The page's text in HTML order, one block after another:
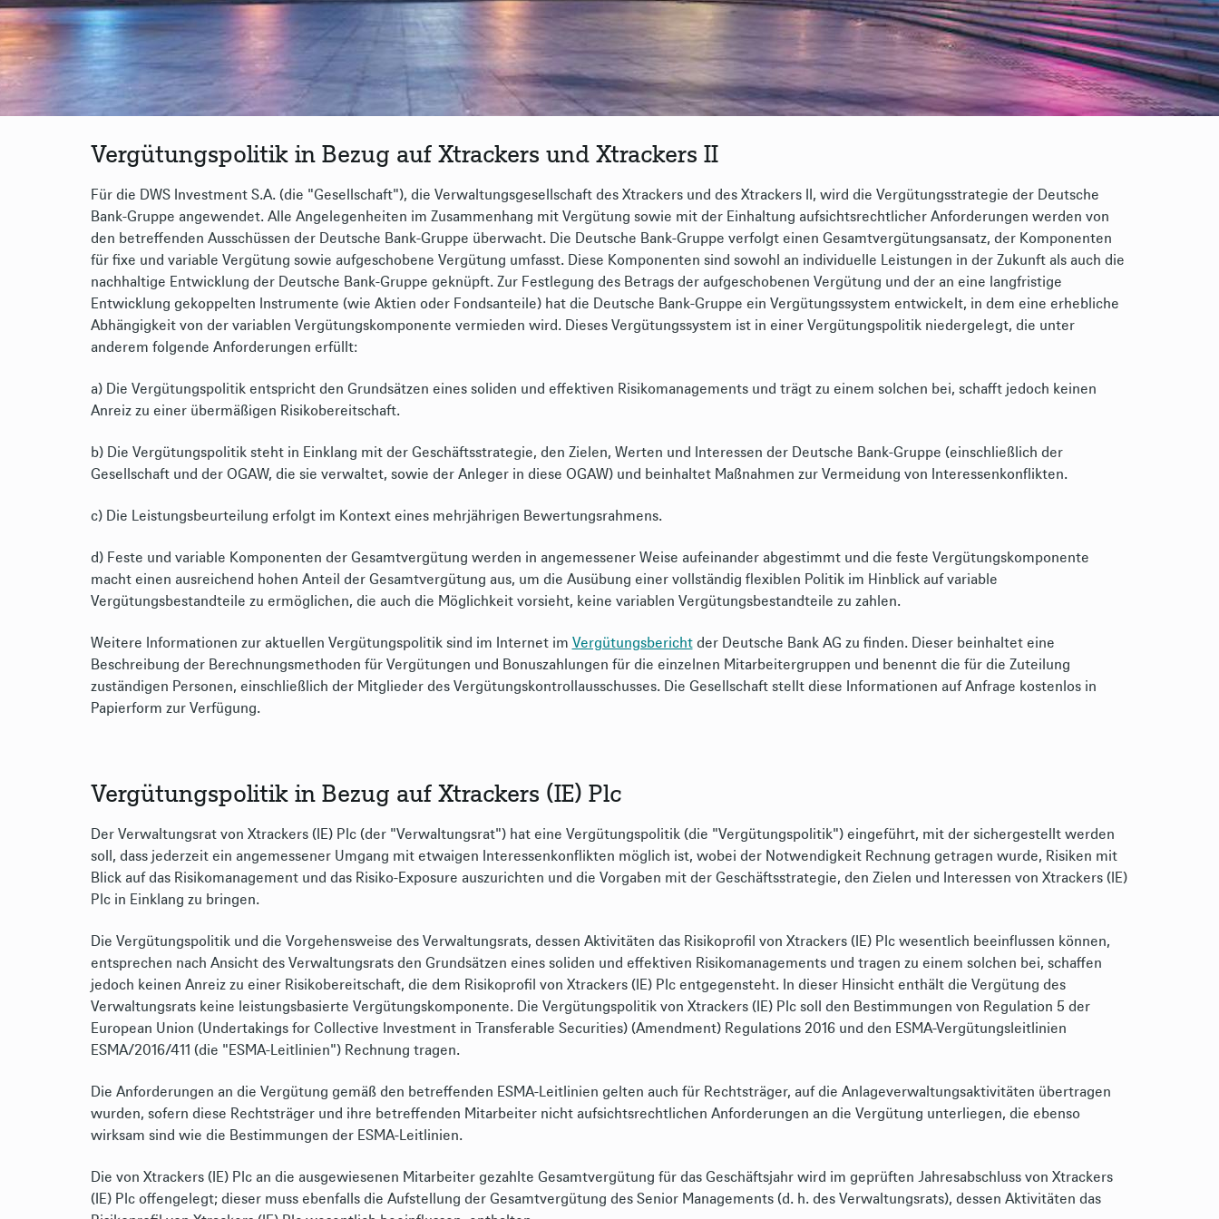
Vergütungspolitik in Bezug auf Xtrackers und Xtrackers II
Für die DWS Investment S.A. (die "Gesellschaft"), die Verwaltungsgesellschaft des Xtrackers und des Xtrackers II, wird die Vergütungsstrategie der Deutsche
Bank-Gruppe angewendet. Alle Angelegenheiten im Zusammenhang mit Vergütung sowie mit der Einhaltung aufsichtsrechtlicher Anforderungen werden von
den betreffenden Ausschüssen der Deutsche Bank-Gruppe überwacht. Die Deutsche Bank-Gruppe verfolgt einen Gesamtvergütungsansatz, der Komponenten
für fixe und variable Vergütung sowie aufgeschobene Vergütung umfasst. Diese Komponenten sind sowohl an individuelle Leistungen in der Zukunft als auch die
nachhaltige Entwicklung der Deutsche Bank-Gruppe geknüpft. Zur Festlegung des Betrags der aufgeschobenen Vergütung und der an eine langfristige
Entwicklung gekoppelten Instrumente (wie Aktien oder Fondsanteile) hat die Deutsche Bank-Gruppe ein Vergütungssystem entwickelt, in dem eine erhebliche
Abhängigkeit von der variablen Vergütungskomponente vermieden wird. Dieses Vergütungssystem ist in einer Vergütungspolitik niedergelegt, die unter
anderem folgende Anforderungen erfüllt:
a) Die Vergütungspolitik entspricht den Grundsätzen eines soliden und effektiven Risikomanagements und trägt zu einem solchen bei, schafft jedoch keinen
Anreiz zu einer übermäßigen Risikobereitschaft.
b) Die Vergütungspolitik steht in Einklang mit der Geschäftsstrategie, den Zielen, Werten und Interessen der Deutsche Bank-Gruppe (einschließlich der
Gesellschaft und der OGAW, die sie verwaltet, sowie der Anleger in diese OGAW) und beinhaltet Maßnahmen zur Vermeidung von Interessenkonflikten.
c) Die Leistungsbeurteilung erfolgt im Kontext eines mehrjährigen Bewertungsrahmens.
d) Feste und variable Komponenten der Gesamtvergütung werden in angemessener Weise aufeinander abgestimmt und die feste Vergütungskomponente
macht einen ausreichend hohen Anteil der Gesamtvergütung aus, um die Ausübung einer vollständig flexiblen Politik im Hinblick auf variable
Vergütungsbestandteile zu ermöglichen, die auch die Möglichkeit vorsieht, keine variablen Vergütungsbestandteile zu zahlen.
Weitere Informationen zur aktuellen Vergütungspolitik sind im Internet im Vergütungsberichtder Deutsche Bank AG zu finden. Dieser beinhaltet eine
Beschreibung der Berechnungsmethoden für Vergütungen und Bonuszahlungen für die einzelnen Mitarbeitergruppen und benennt die für die Zuteilung
zuständigen Personen, einschließlich der Mitglieder des Vergütungskontrollausschusses. Die Gesellschaft stellt diese Informationen auf Anfrage kostenlos in
Papierform zur Verfügung.
Vergütungspolitik in Bezug auf Xtrackers (IE) Plc
Der Verwaltungsrat von Xtrackers (IE) Plc (der "Verwaltungsrat") hat eine Vergütungspolitik (die "Vergütungspolitik") eingeführt, mit der sichergestellt werden
soll, dass jederzeit ein angemessener Umgang mit etwaigen Interessenkonflikten möglich ist, wobei der Notwendigkeit Rechnung getragen wurde, Risiken mit
Blick auf das Risikomanagement und das Risiko-Exposure auszurichten und die Vorgaben mit der Geschäftsstrategie, den Zielen und Interessen von Xtrackers (IE)
Plc in Einklang zu bringen.
Die Vergütungspolitik und die Vorgehensweise des Verwaltungsrats, dessen Aktivitäten das Risikoprofil von Xtrackers (IE) Plc wesentlich beeinflussen können,
entsprechen nach Ansicht des Verwaltungsrats den Grundsätzen eines soliden und effektiven Risikomanagements und tragen zu einem solchen bei, schaffen
jedoch keinen Anreiz zu einer Risikobereitschaft, die dem Risikoprofil von Xtrackers (IE) Plc entgegensteht. In dieser Hinsicht enthält die Vergütung des
Verwaltungsrats keine leistungsbasierte Vergütungskomponente. Die Vergütungspolitik von Xtrackers (IE) Plc soll den Bestimmungen von Regulation 5 der
European Union (Undertakings for Collective Investment in Transferable Securities) (Amendment) Regulations 2016 und den ESMA-Vergütungsleitlinien
ESMA/2016/411 (die "ESMA-Leitlinien") Rechnung tragen.
Die Anforderungen an die Vergütung gemäß den betreffenden ESMA-Leitlinien gelten auch für Rechtsträger, auf die Anlageverwaltungsaktivitäten übertragen
wurden, sofern diese Rechtsträger und ihre betreffenden Mitarbeiter nicht aufsichtsrechtlichen Anforderungen an die Vergütung unterliegen, die ebenso
wirksam sind wie die Bestimmungen der ESMA-Leitlinien.
Die von Xtrackers (IE) Plc an die ausgewiesenen Mitarbeiter gezahlte Gesamtvergütung für das Geschäftsjahr wird im geprüften Jahresabschluss von Xtrackers
(IE) Plc offengelegt; dieser muss ebenfalls die Aufstellung der Gesamtvergütung des Senior Managements (d. h. des Verwaltungsrats), dessen Aktivitäten das